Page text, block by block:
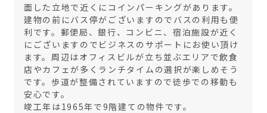
面した立地で近くにコインパーキングがあります。
建物の前にバス停がございますのでバスの利用も便
利です。郵便局、銀行、コンビニ、宿泊施設が近く
にございますのでビジネスのサポートにお使い頂け
ます。周辺はオフィスビルが立ち並ぶエリアで飲食
店やカフェが多くランチタイムの選択が楽しめそう
です。歩道が整備されていますので徒歩での移動も
安心です。
竣工年は1965年で9階建ての物件です。